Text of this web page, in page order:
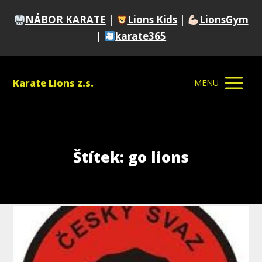
NÁBOR KARATE | Lions Kids |
LionsGym
|
karate365
Karate Lions z.s. MENU
Štítek: go lions